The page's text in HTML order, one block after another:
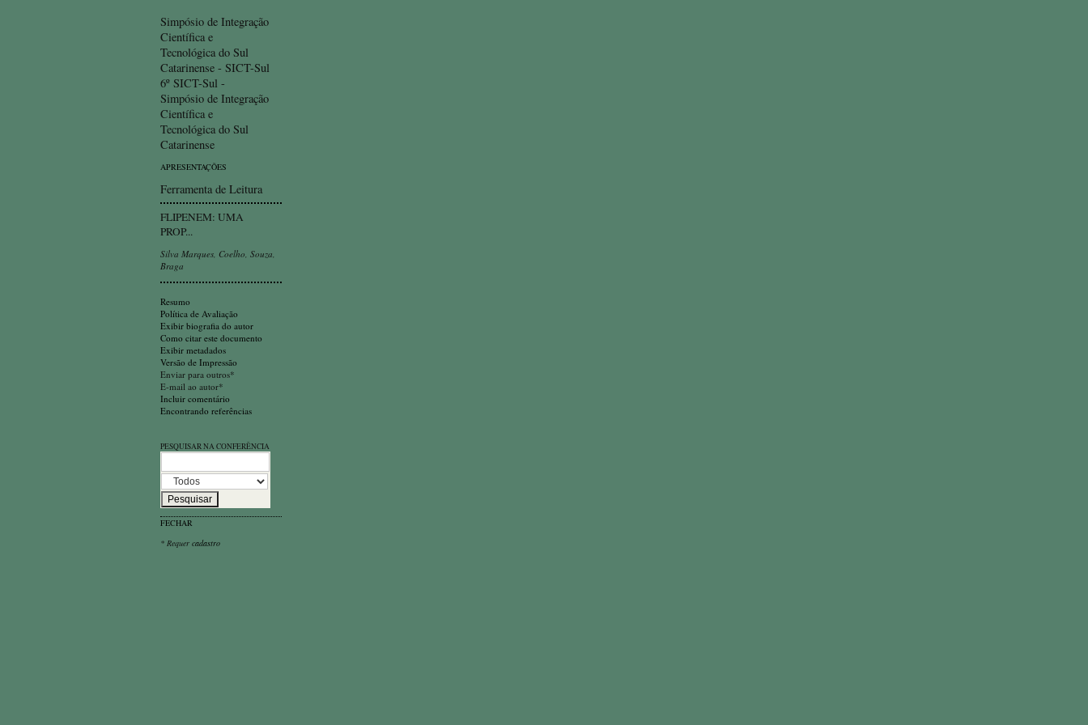
Simpósio de Integração
Científica e
Tecnológica do Sul
Catarinense - SICT-Sul
6º SICT-Sul -
Simpósio de Integração
Científica e
Tecnológica do Sul
Catarinense
APRESENTAÇÕES
Ferramenta de Leitura
FLIPENEM: UMA
PROP...
Silva Marques, Coelho, Souza,
Braga
Resumo
Política de Avaliação
Exibir biografia do autor
Como citar este documento
Exibir metadados
Versão de Impressão
Enviar para outros*
E-mail ao autor*
Incluir comentário
Encontrando referências
PESQUISAR NA CONFERÊNCIA
FECHAR
* Requercadastro